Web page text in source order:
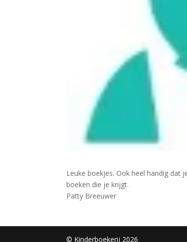
Leuke boekjes. Ook heel handig dat
boeken die je krijgt.
Patty Breeuwer
© Kinderboekerij 2026